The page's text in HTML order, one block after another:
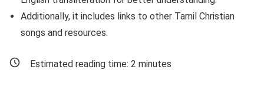
Additionally, it includes links to other Tamil Christian
songs and resources.
Estimated reading time: 2 minutes